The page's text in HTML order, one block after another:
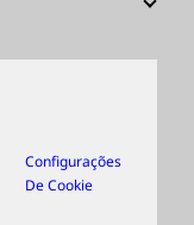
Configurações
De Cookie